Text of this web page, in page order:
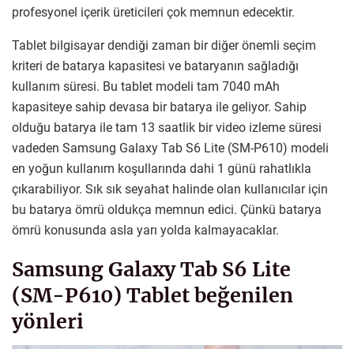
profesyonel içerik üreticileri çok memnun edecektir.
Tablet bilgisayar dendiği zaman bir diğer önemli seçim
kriteri de batarya kapasitesi ve bataryanın sağladığı
kullanım süresi. Bu tablet modeli tam 7040 mAh
kapasiteye sahip devasa bir batarya ile geliyor. Sahip
olduğu batarya ile tam 13 saatlik bir video izleme süresi
vadeden Samsung Galaxy Tab S6 Lite (SM-P610) modeli
en yoğun kullanım koşullarında dahi 1 günü rahatlıkla
çıkarabiliyor. Sık sık seyahat halinde olan kullanıcılar için
bu batarya ömrü oldukça memnun edici. Çünkü batarya
ömrü konusunda asla yarı yolda kalmayacaklar.
Samsung Galaxy Tab S6 Lite
(SM-P610) Tablet beğenilen
yönleri